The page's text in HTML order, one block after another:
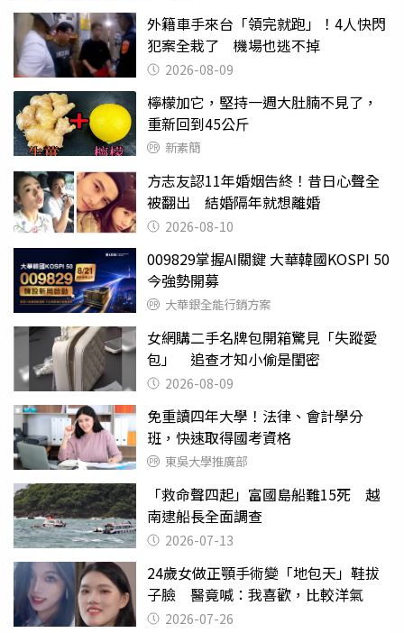
外籍車手來台「領完就跑」！4人快閃
犯案全栽了 機場也逃不掉
2026-08-09
檸檬加它，堅持一週大肚腩不見了，
重新回到45公斤
新素簡
方志友認11年婚姻告終！昔日心聲全
被翻出 結婚隔年就想離婚
2026-08-10
009829掌握AI關鍵 大華韓國KOSPI 50
今強勢開募
大華銀全能行銷方案
女網購二手名牌包開箱驚見「失蹤愛
包」 追查才知小偷是閨密
2026-08-09
免重讀四年大學！法律、會計學分
班，快速取得國考資格
東吳大學推廣部
「救命聲四起」富國島船難15死 越
南逮船長全面調查
2026-07-13
24歲女做正顎手術變「地包天」鞋拔
子臉 醫竟喊：我喜歡，比較洋氣
2026-07-26